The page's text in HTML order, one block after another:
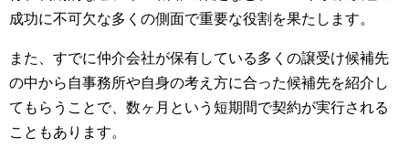
成功に不可欠な多くの側面で重要な役割を果たします。
また、すでに仲介会社が保有している多くの譲受け候補先
の中から自事務所や自身の考え方に合った候補先を紹介し
てもらうことで、数ヶ月という短期間で契約が実行される
こともあります。